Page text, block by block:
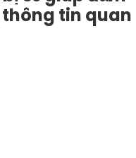
thông tin quan